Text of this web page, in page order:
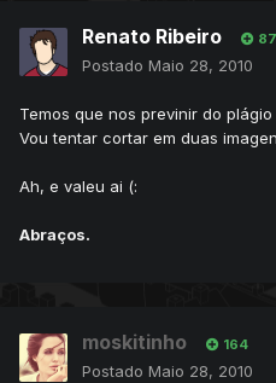
Renato Ribeiro 87
Postado Maio 28, 2010
Temos que nos previnir do plágio
Vou tentar cortar em duas
Ah, e valeu ai (:
Abraços.
moskitinho 164
Postado Maio 28, 2010